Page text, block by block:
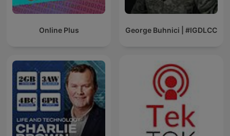
Online Plus George Buhnici | #IGDLCC